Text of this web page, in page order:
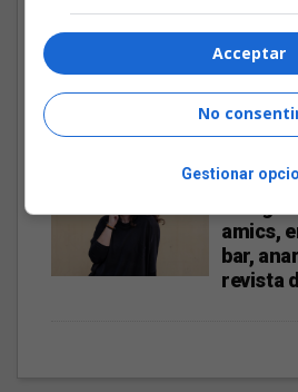
Les
futbol
Cases
Joana
amics,
bar,
revista
Acceptar
No
Gestionar